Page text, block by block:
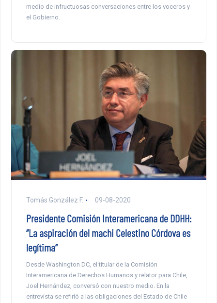
medio de infructuosas conversaciones entre los voceros y
el Gobierno.
Tomás González F. 09-08-2020
Presidente Comisión Interamericana de DDHH:
“La aspiración del machi Celestino Córdova es
legítima”
Desde Washington DC, el titular de la Comisión
Interamericana de Derechos Humanos y relator para Chile,
Joel Hernández, conversó con nuestro medio. En la
entrevista se refirió a las obligaciones del Estado de Chile